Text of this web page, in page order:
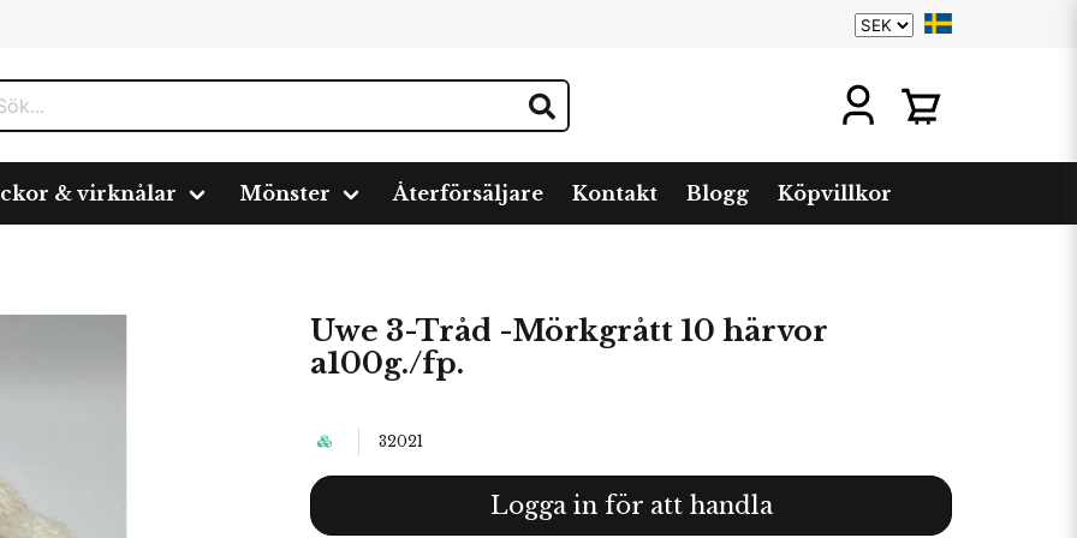
& virknålar Mönster Återförsäljare Kontakt Blogg Köpvillkor
fp.
Uwe 3-Tråd -Mörkgrått 10 härvor
a100g./fp.
32021
Logga in för att handla